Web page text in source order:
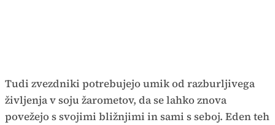
Tudi zvezdniki potrebujejo umik od razburljivega
življenja v soju žarometov, da se lahko znova
povežejo s svojimi bližnjimi in sami s seboj. Eden teh